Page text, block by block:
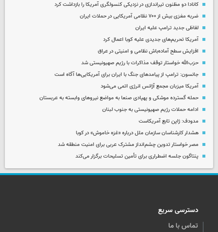
کانادا دو مظنون تیراندازی در نزدیکی کنسولگری آمریکا را بازداشت کرد
ضربه مغزی بیش از ۷۰۰ نظامی آمریکایی در حملات ایران
لفاظی جدید ترامپ علیه ایران
آمریکا تحریم‌های جدیدی علیه کوبا اعمال کرد
افزایش سطح آماده‌باش نظامی و امنیتی در عراق
حزب‌الله خواستار توقف مذاکرات با رژیم صهیونیستی شد
جانسون: ترامپ از پیامدهای جنگ با ایران برای آمریکایی‌ها آگاه است
آمریکا میزبان مجمع آژانس انرژی اتمی می‌شود
حمله گسترده موشکی و پهپادی صنعا به مواضع نیروهای وابسته به عربستان
ادامه حملات رژیم صهیونیستی به جنوب لبنان
مدودف: ژاپن تابع آمریکاست
هشدار کارشناسان سازمان ملل درباره «غزه‌ خاموش» در کوبا
مصر خواستار تدوین چشم‌انداز مشترک عربی برای امنیت منطقه شد
پنتاگون جلسه اضطراری برای تأمین تسلیحات برگزار می‌کند
دسترسی سریع
تماس با ما